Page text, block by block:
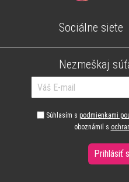
Sociálne siete
Nezmeškaj
Súhlasím s podmienkami
oboznámil s
Prihlásiť